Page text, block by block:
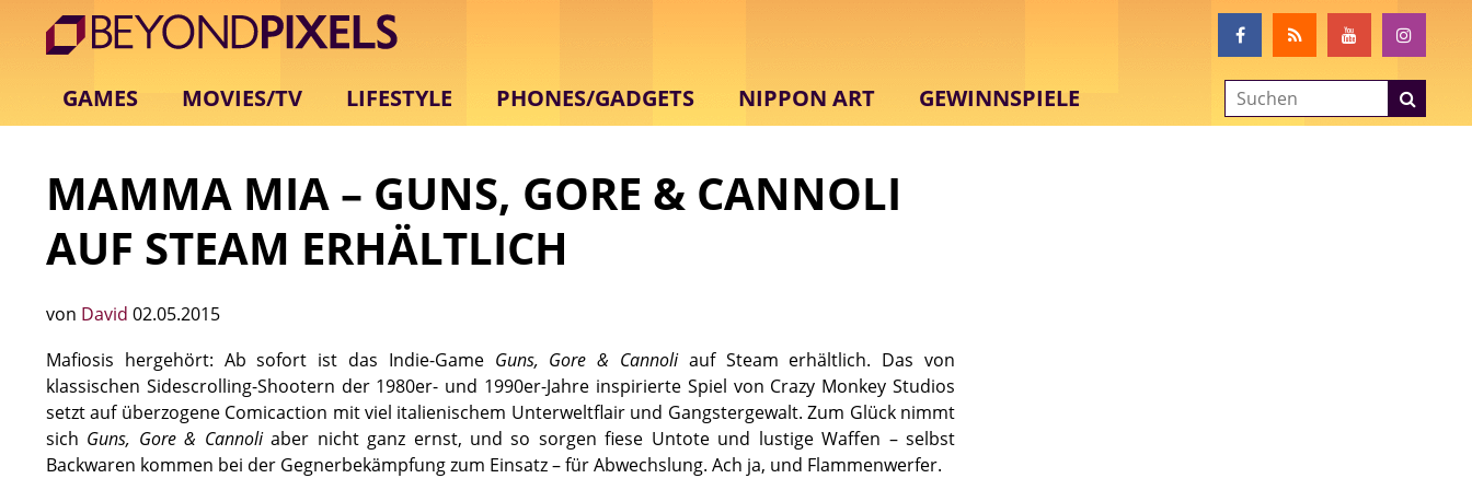
GAMES MOVIES/TV LIFESTYLE PHONES/GADGETS NIPPON ART GEWINNSPIELE
MAMMA MIA – GUNS, GORE & CANNOLI
AUF STEAM ERHÄLTLICH
von David 02.05.2015
Mafiosis hergehört: Ab sofort ist das Indie-GameGuns, Gore & Cannoliauf Steam erhältlich. Das von
klassischen Sidescrolling-Shootern der 1980er- und 1990er-Jahre inspirierte Spiel von Crazy Monkey Studios
setzt auf überzogene Comicaction mit viel italienischem Unterweltflair und Gangstergewalt. Zum Glück nimmt
sich Guns, Gore & Cannoliaber nicht ganz ernst, und so sorgen fiese Untote und lustige Waffen – selbst
Backwaren kommen bei der Gegnerbekämpfung zum Einsatz – für Abwechslung. Ach ja, und Flammenwerfer.